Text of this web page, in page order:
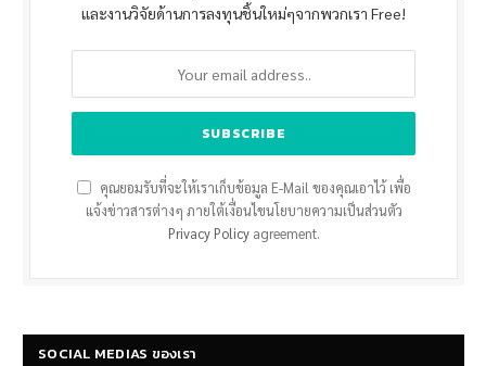
และงานวิจัยด้านการลงทุนชิ้นใหม่ๆจากพวกเรา Free!
คุณยอมรับที่จะให้เราเก็บข้อมูล E-Mail ของคุณเอาไว้ เพื่อ
แจ้งข่าวสารต่างๆ ภายใต้เงื่อนไขนโยบายความเป็นส่วนตัว
Privacy Policyagreement.
SOCIAL MEDIAS ของเรา